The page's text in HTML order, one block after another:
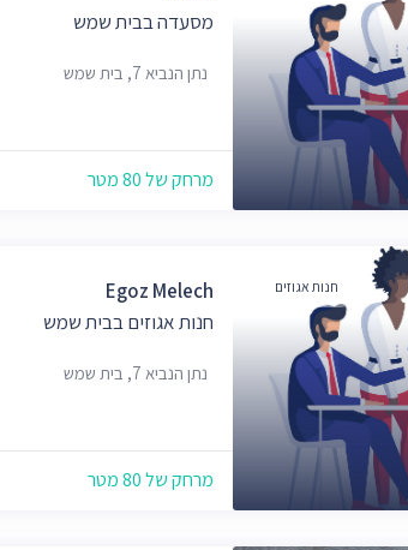
מסעדה בבית שמש
נתן הנביא 7, בית שמש
מרחק של 80 מטר
חנות אגוזים
Egoz Melech
חנות אגוזים בבית שמש
נתן הנביא 7, בית שמש
מרחק של 80 מטר